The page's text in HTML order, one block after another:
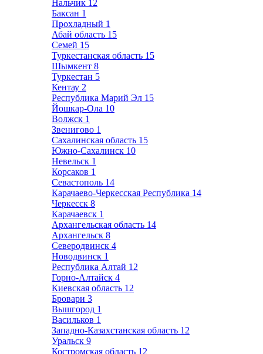
Нальчик 12
Баксан 1
Прохладный 1
Абай область 15
Семей 15
Туркестанская область 15
Шымкент 8
Туркестан 5
Кентау 2
Республика Марий Эл 15
Йошкар-Ола 10
Волжск 1
Звенигово 1
Сахалинская область 15
Южно-Сахалинск 10
Невельск 1
Корсаков 1
Севастополь 14
Карачаево-Черкесская Республика 14
Черкесск 8
Карачаевск 1
Архангельская область 14
Архангельск 8
Северодвинск 4
Новодвинск 1
Республика Алтай 12
Горно-Алтайск 4
Киевская область 12
Бровари 3
Вышгород 1
Васильков 1
Западно-Казахстанская область 12
Уральск 9
Костромская область 12